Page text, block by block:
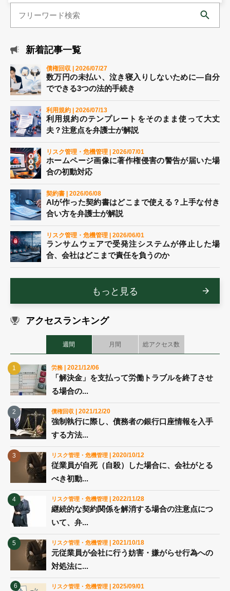
新着記事一覧
債権回収 | 2026/07/27
数万円の未払い、泣き寝入りしないために―自分
でできる3つの法的手続き
利用規約 | 2026/07/13
利用規約のテンプレートをそのまま使って大丈
夫？注意点を弁護士が解説
リスク管理・危機管理 | 2026/07/01
ホームページ画像に著作権侵害の警告が届いた場
合の初動対応
契約書 | 2026/06/08
AIが作った契約書はどこまで使える？上手な付き
合い方を弁護士が解説
リスク管理・危機管理 | 2026/06/01
ランサムウェアで受発注システムが停止した場
合、会社はどこまで責任を負うのか
もっと見る
アクセスランキング
週間 月間 総アクセス数
労務 | 2021/12/06
「解決金」を支払って労働トラブルを終了させ
る場合の...
債権回収 | 2021/12/20
強制執行に際し、債務者の銀行口座情報を入手
する方法...
リスク管理・危機管理 | 2020/10/12
従業員が自死（自殺）した場合に、会社がとる
べき初動...
リスク管理・危機管理 | 2022/11/28
継続的な契約関係を解消する場合の注意点につ
いて、弁...
リスク管理・危機管理 | 2021/10/18
元従業員が会社に行う妨害・嫌がらせ行為への
対処法に...
リスク管理・危機管理 | 2025/09/01